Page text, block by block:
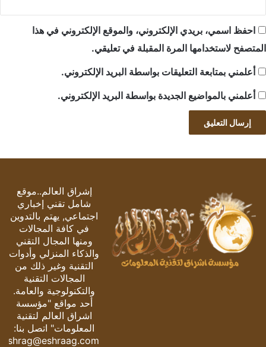
احفظ اسمي، بريدي الإلكتروني، والموقع الإلكتروني في هذا
المتصفح لاستخدامها المرة المقبلة في تعليقي.
أعلمني بمتابعة التعليقات بواسطة البريد الإلكتروني.
أعلمني بالمواضيع الجديدة بواسطة البريد الإلكتروني.
إشراق العالم..موقع
شامل تقني إخباري
اجتماعي, يهتم بالتدوين
في كافة المجالات
ومنها المجال التقني
والذكاء المنزلي وأدوات
التقنية وغير ذلك من
المجالات التقنية
والتكنولوجية والعامة.
أحد مواقع "مؤسسة
اشراق العالم لتقنية
المعلومات" اتصل بنا:
eshrag@eshraag.com